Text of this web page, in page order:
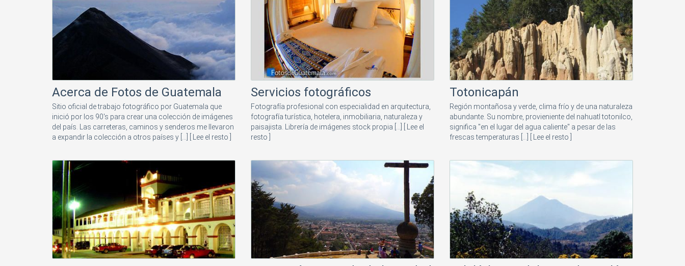
Acerca de Fotos de Guatemala
Sitio oficial de trabajo fotográfico por Guatemala que
inició por los 90's para crear una colección de imágenes
del país. Las carreteras, caminos y senderos me llevaron
a expandir la colección a otros países y [...]
[ Lee el resto ]
Servicios fotográficos
Fotografía profesional con especialidad en arquitectura,
fotografía turística, hotelera, inmobiliaria, naturaleza y
paisajista. Librería de imágenes stock propia [...]
[ Lee el
resto ]
Totonicapán
Región montañosa y verde, clima frío y de una naturaleza
abundante. Su nombre, provieniente del nahuatl totonilco,
significa "en el lugar del agua caliente" a pesar de las
frescas temperaturas [...]
[ Lee el resto ]